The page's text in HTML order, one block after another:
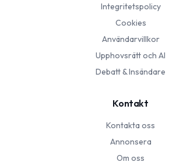
Integritetspolicy
Cookies
Användarvillkor
Upphovsrätt och AI
Debatt & Insändare
Kontakt
Kontakta oss
Annonsera
Om oss